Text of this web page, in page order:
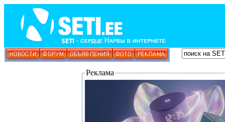
Реклама